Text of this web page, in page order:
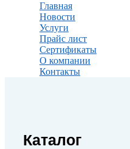
Главная
Новости
Услуги
Прайс лист
Сертификаты
О компании
Контакты
Каталог